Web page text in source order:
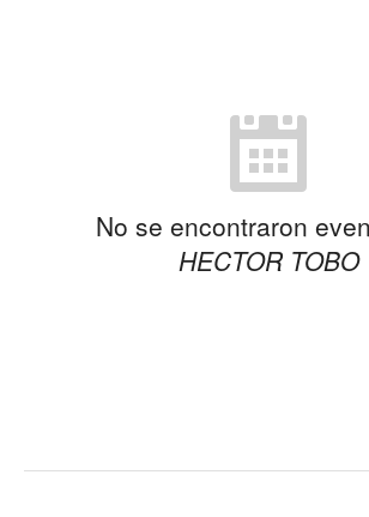
No se encontraron
HECTOR TOBO